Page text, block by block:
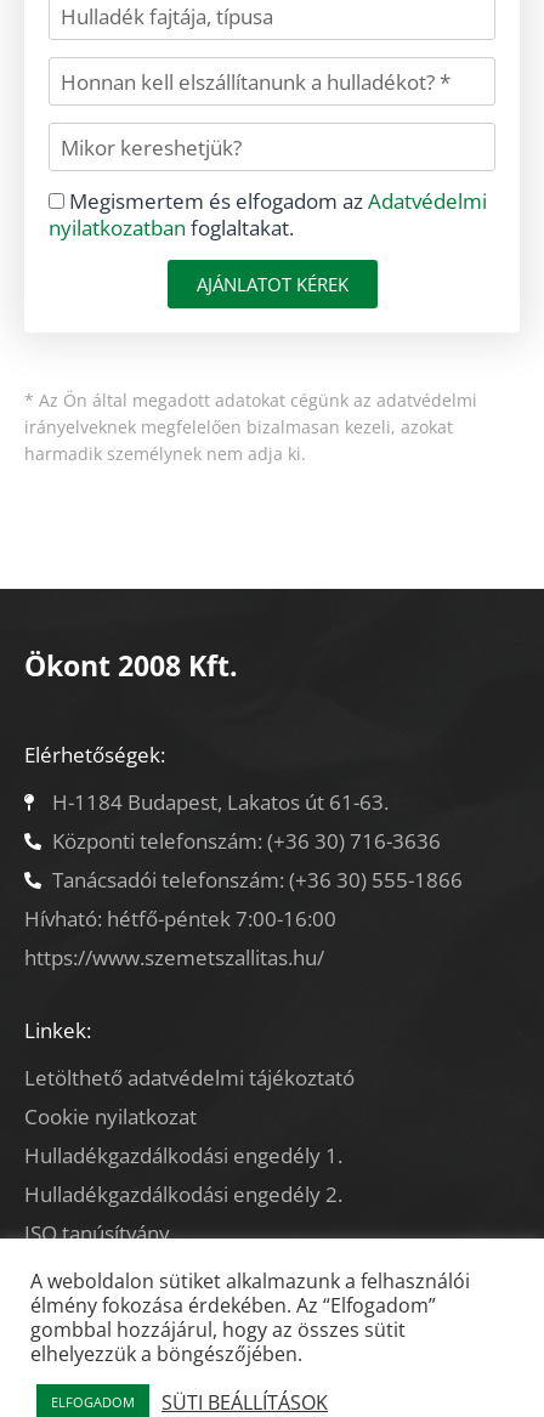
Megismertem és elfogadom azAdatvédelmi
nyilatkozatban foglaltakat.
AJÁNLATOT KÉREK
* Az Ön által megadott adatokat cégünk az adatvédelmi
irányelveknek megfelelően bizalmasan kezeli, azokat
harmadik személynek nem adja ki.
Ökont 2008 Kft.
Elérhetőségek:
H-1184 Budapest, Lakatos út 61-63.
Központi telefonszám: (+36 30) 716-3636
Tanácsadói telefonszám: (+36 30) 555-1866
Hívható: hétfő-péntek 7:00-16:00
https://www.szemetszallitas.hu/
Linkek:
Letölthető adatvédelmi tájékoztató
Cookie nyilatkozat
Hulladékgazdálkodási engedély 1.
Hulladékgazdálkodási engedély 2.
ISO tanúsítvány
Szerződés minta
COPYRIGHT 2022 © MINDEN JOG FENNTARTVA
A weboldalon sütiket alkalmazunk a felhasználói
élmény fokozása érdekében. Az “Elfogadom”
gombbal hozzájárul, hogy az összes sütit
elhelyezzük a böngészőjében.
ELFOGADOM SÜTI BEÁLLÍTÁSOK